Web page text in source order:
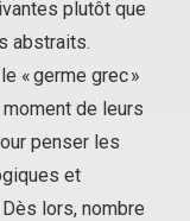
plutôt que
abstraits.
« germe grec »
de leurs
penser les
et
lors, nombre